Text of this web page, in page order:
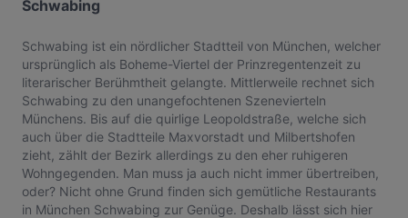
Schwabing
Schwabing ist ein nördlicher Stadtteil von München, welcher
ursprünglich als Boheme-Viertel der Prinzregentenzeit zu
literarischer Berühmtheit gelangte. Mittlerweile rechnet sich
Schwabing zu den unangefochtenen Szenevierteln
Münchens. Bis auf die quirlige Leopoldstraße, welche sich
auch über die Stadtteile Maxvorstadt und Milbertshofen
zieht, zählt der Bezirk allerdings zu den eher ruhigeren
Wohngegenden. Man muss ja auch nicht immer übertreiben,
oder? Nicht ohne Grund finden sich gemütliche Restaurants
in München Schwabing zur Genüge. Deshalb lässt sich hier